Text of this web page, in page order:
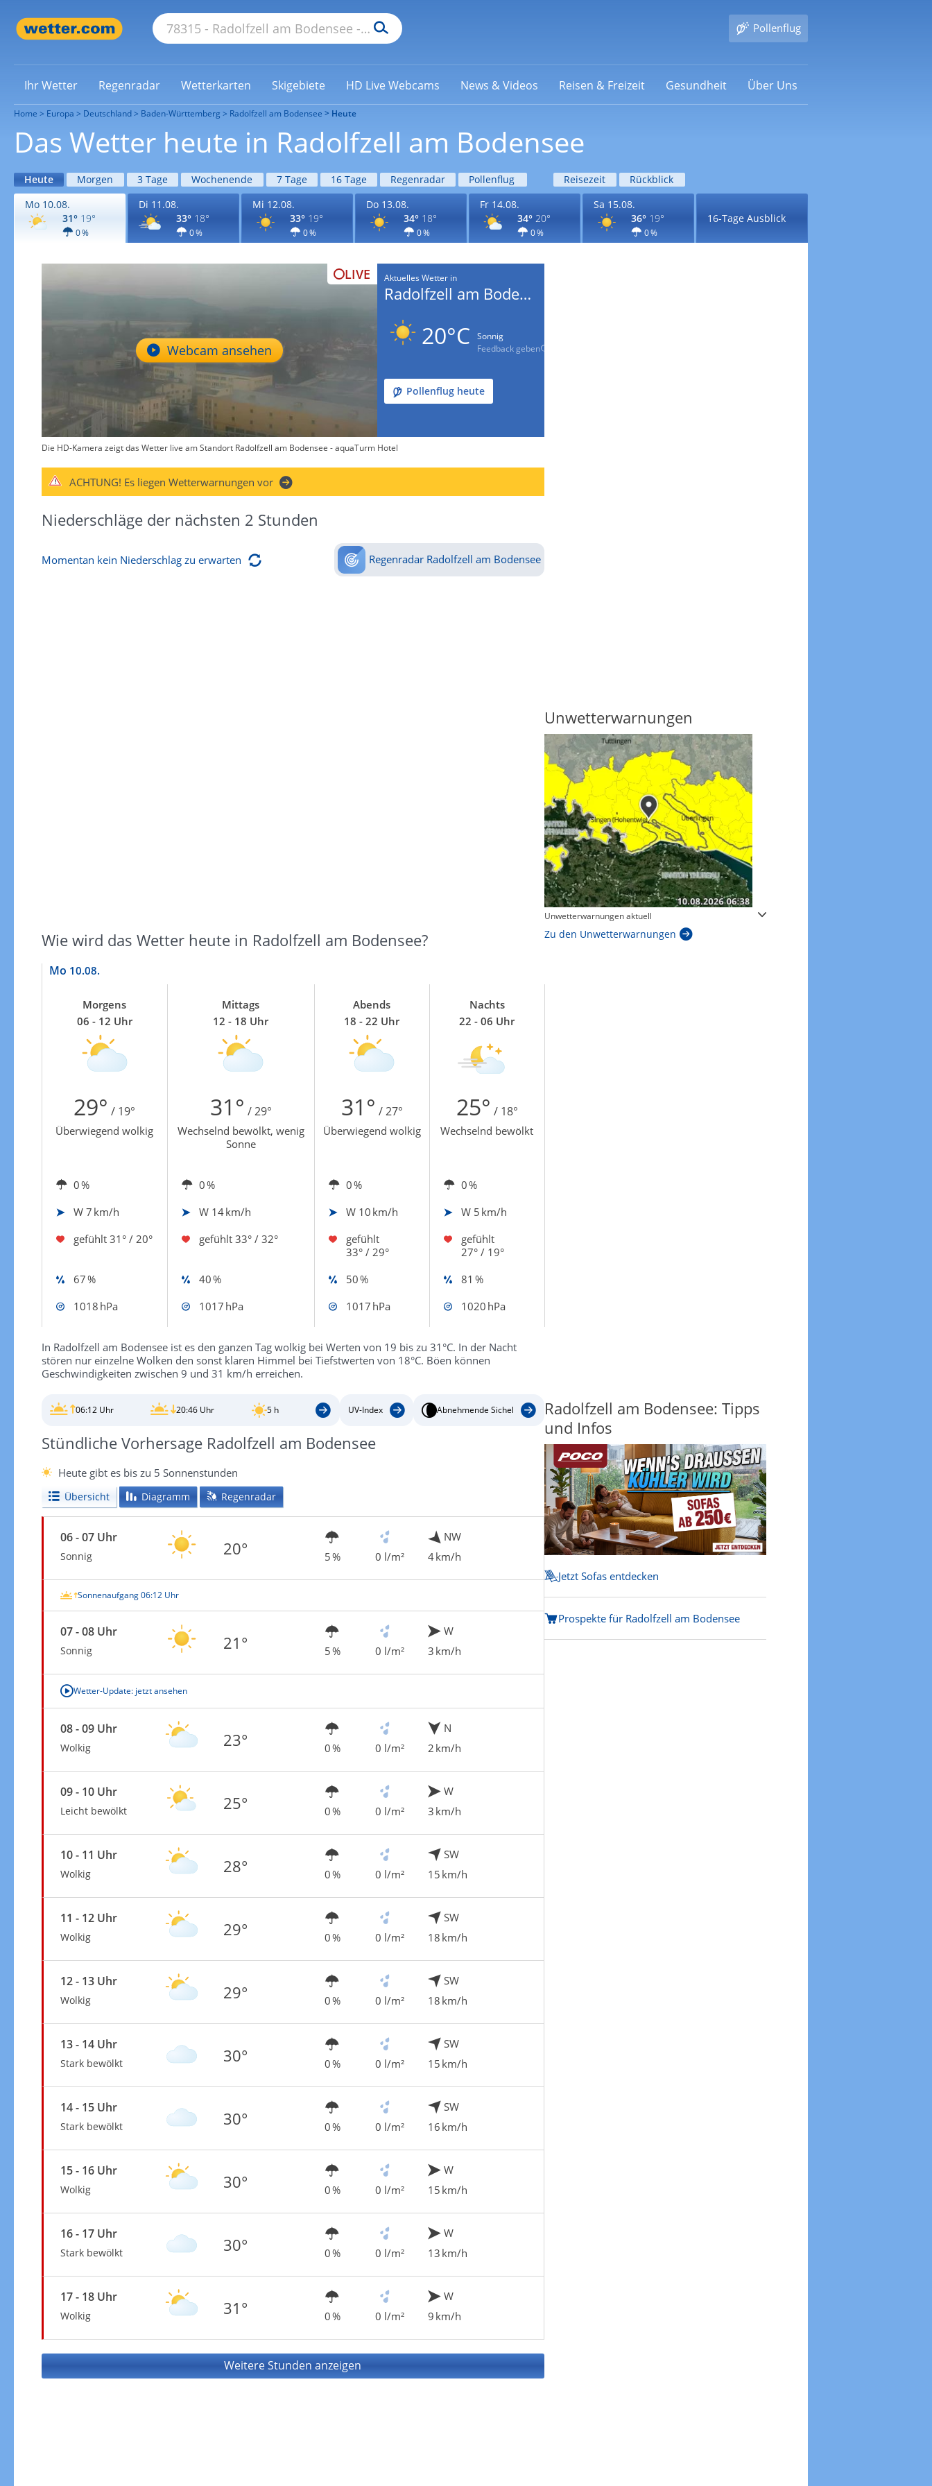
Pollenflug
Ihr Wetter Regenradar Wetterkarten Skigebiete HD Live Webcams News & Videos Reisen & Freizeit Gesundheit Über Uns
Home Europa Deutschland Baden-Württemberg Radolfzell am Bodensee Heute
Das Wetter heute in Radolfzell am Bodensee
Heute Morgen 3 Tage Wochenende 7 Tage 16 Tage Regenradar Pollenflug Reisezeit
Rückblick
Mo 10.08.
31° 19°
0 %
Di 11.08.
33° 18°
0 %
Mi 12.08.
33° 19°
0 %
Do 13.08.
34° 18°
0 %
Fr 14.08.
34° 20°
0 %
Sa 15.08.
36° 19°
0 %
16-Tage Ausblick
LIVE
Webcam ansehen
Aktuelles Wetter in
Radolfzell am Bodensee
20°C
Sonnig
Feedback geben
Pollenflug heute
Die HD-Kamera zeigt das Wetter live am Standort Radolfzell am Bodensee - aquaTurm Hotel
ACHTUNG! Es liegen Wetterwarnungen vor
Niederschläge der nächsten 2 Stunden
Momentan kein Niederschlag zu erwarten Regenradar Radolfzell am Bodensee
Wie wird das Wetter heute in Radolfzell am Bodensee?
Mo 10.08.
Morgens
06 - 12 Uhr
Mittags
12 - 18 Uhr
Abends
18 - 22 Uhr
Nachts
22 - 06 Uhr
29° / 19° 31° / 29° 31° / 27° 25° / 18°
Überwiegend wolkig
Wechselnd bewölkt, wenig
Sonne
Überwiegend wolkig Wechselnd bewölkt
0 % 0 % 0 %
0 %
W 7 km/h W 14 km/h W 10 km/h W 5 km/h
gefühlt 31° / 20° gefühlt 33° / 32°
gefühlt
33° / 29°
gefühlt
27° / 19°
67 %
40 % 50 %
81 %
1018 hPa
1017 hPa 1017 hPa 1020 hPa
In Radolfzell am Bodensee ist es den ganzen Tag wolkig bei Werten von 19 bis zu 31°C. In der Nacht
stören nur einzelne Wolken den sonst klaren Himmel bei Tiefstwerten von 18°C. Böen können
Geschwindigkeiten zwischen 9 und 31 km/h erreichen.
06:12 Uhr 20:46 Uhr 5 h UV-Index Abnehmende Sichel
Stündliche Vorhersage Radolfzell am Bodensee
Heute gibt es bis zu 5 Sonnenstunden
Übersicht Diagramm Regenradar
06 - 07 Uhr
Sonnig 20° 5 % 0 l/m²
NW
4 km/h
Sonnenaufgang 06:12 Uhr
07 - 08 Uhr
Sonnig 21° 5 % 0 l/m²
W
3 km/h
Wetter-Update: jetzt ansehen
08 - 09 Uhr
Wolkig 23° 0 % 0 l/m²
N
2 km/h
09 - 10 Uhr
Leicht bewölkt 25° 0 % 0 l/m²
W
3 km/h
10 - 11 Uhr
Wolkig 28° 0 % 0 l/m²
SW
15 km/h
11 - 12 Uhr
Wolkig 29° 0 % 0 l/m²
SW
18 km/h
12 - 13 Uhr
Wolkig 29° 0 % 0 l/m²
SW
18 km/h
13 - 14 Uhr
Stark bewölkt 30° 0 % 0 l/m²
SW
15 km/h
14 - 15 Uhr
Stark bewölkt 30° 0 % 0 l/m²
SW
16 km/h
15 - 16 Uhr
Wolkig 30° 0 % 0 l/m²
W
15 km/h
16 - 17 Uhr
Stark bewölkt 30° 0 % 0 l/m²
W
13 km/h
17 - 18 Uhr
Wolkig 31° 0 % 0 l/m²
W
9 km/h
Weitere Stunden anzeigen
Zu den Unwetterwarnungen
Unwetterwarnungen
Unwetterwarnungen aktuell
Zu den Unwetterwarnungen
Radolfzell am Bodensee: Tipps
und Infos
Jetzt Sofas entdecken
Prospekte für Radolfzell am Bodensee